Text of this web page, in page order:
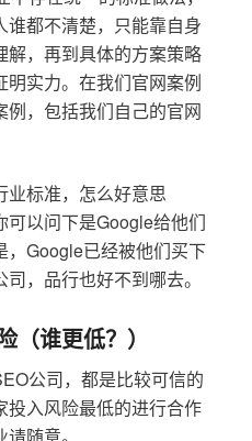
都不清楚，只能靠自身
解，再到具体的方案策略
实力。在我们官网案例
，包括我们自己的官网
业标准，怎么好意思
可以问下是Google给他们
，Google已经被他们买下
，品行也好不到哪去。
（谁更低？）
公司，都是比较可信的
投入风险最低的进行合作